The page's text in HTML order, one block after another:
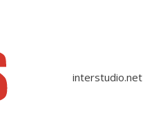
interstudio.net